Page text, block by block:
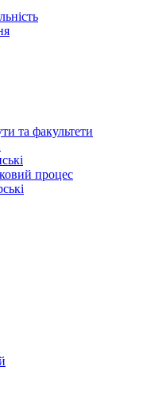
та факультети
процес